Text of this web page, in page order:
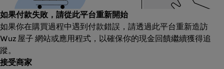
如果付款失敗，請從此平台重新開始
如果你在購買過程中遇到付款錯誤，請透過此平台重新造訪
Wuz 屋子 網站或應用程式，以確保你的現金回饋繼續獲得追
蹤。
接受商家